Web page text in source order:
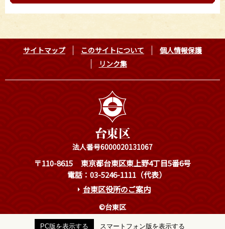
サイトマップ このサイトについて
個人情報保護
リンク集
法人番号6000020131067
〒110-8615
東京都台東区東上野4丁目5番6号
電話：03-5246-1111（代表）
台東区役所のご案内
©台東区
PC版を表示する スマートフォン版を表示する